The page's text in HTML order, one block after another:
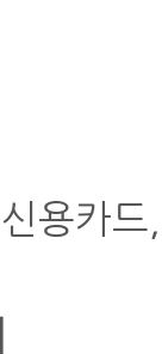
용카